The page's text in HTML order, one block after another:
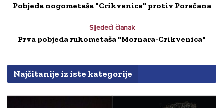
Pobjeda nogometaša "Crikvenice" protiv Porečana
Sljedeći članak
Prva pobjeda rukometaša "Mornara-Crikvenica"
Najčitanije iz iste kategorije